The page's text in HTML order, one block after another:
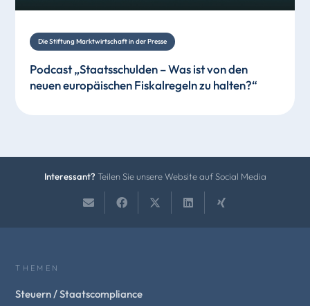
Die Stiftung Marktwirtschaft in der Presse
Podcast „Staatsschulden – Was ist von den
neuen europäischen Fiskalregeln zu halten?“
Interessant? Teilen Sie unsere Website auf Social Media
THEMEN
Steuern / Staatscompliance